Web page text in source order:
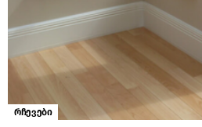
რჩევები